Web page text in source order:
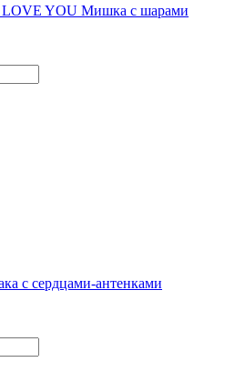
YOU Мишка с шарами
с сердцами-антенками